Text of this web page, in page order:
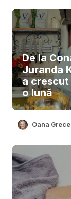
De la
Juranda
a
o lună
Oana